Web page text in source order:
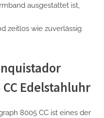
ausgestattet ist,
wie zuverlässig
Edelstahluhr
8005 CC ist eines der